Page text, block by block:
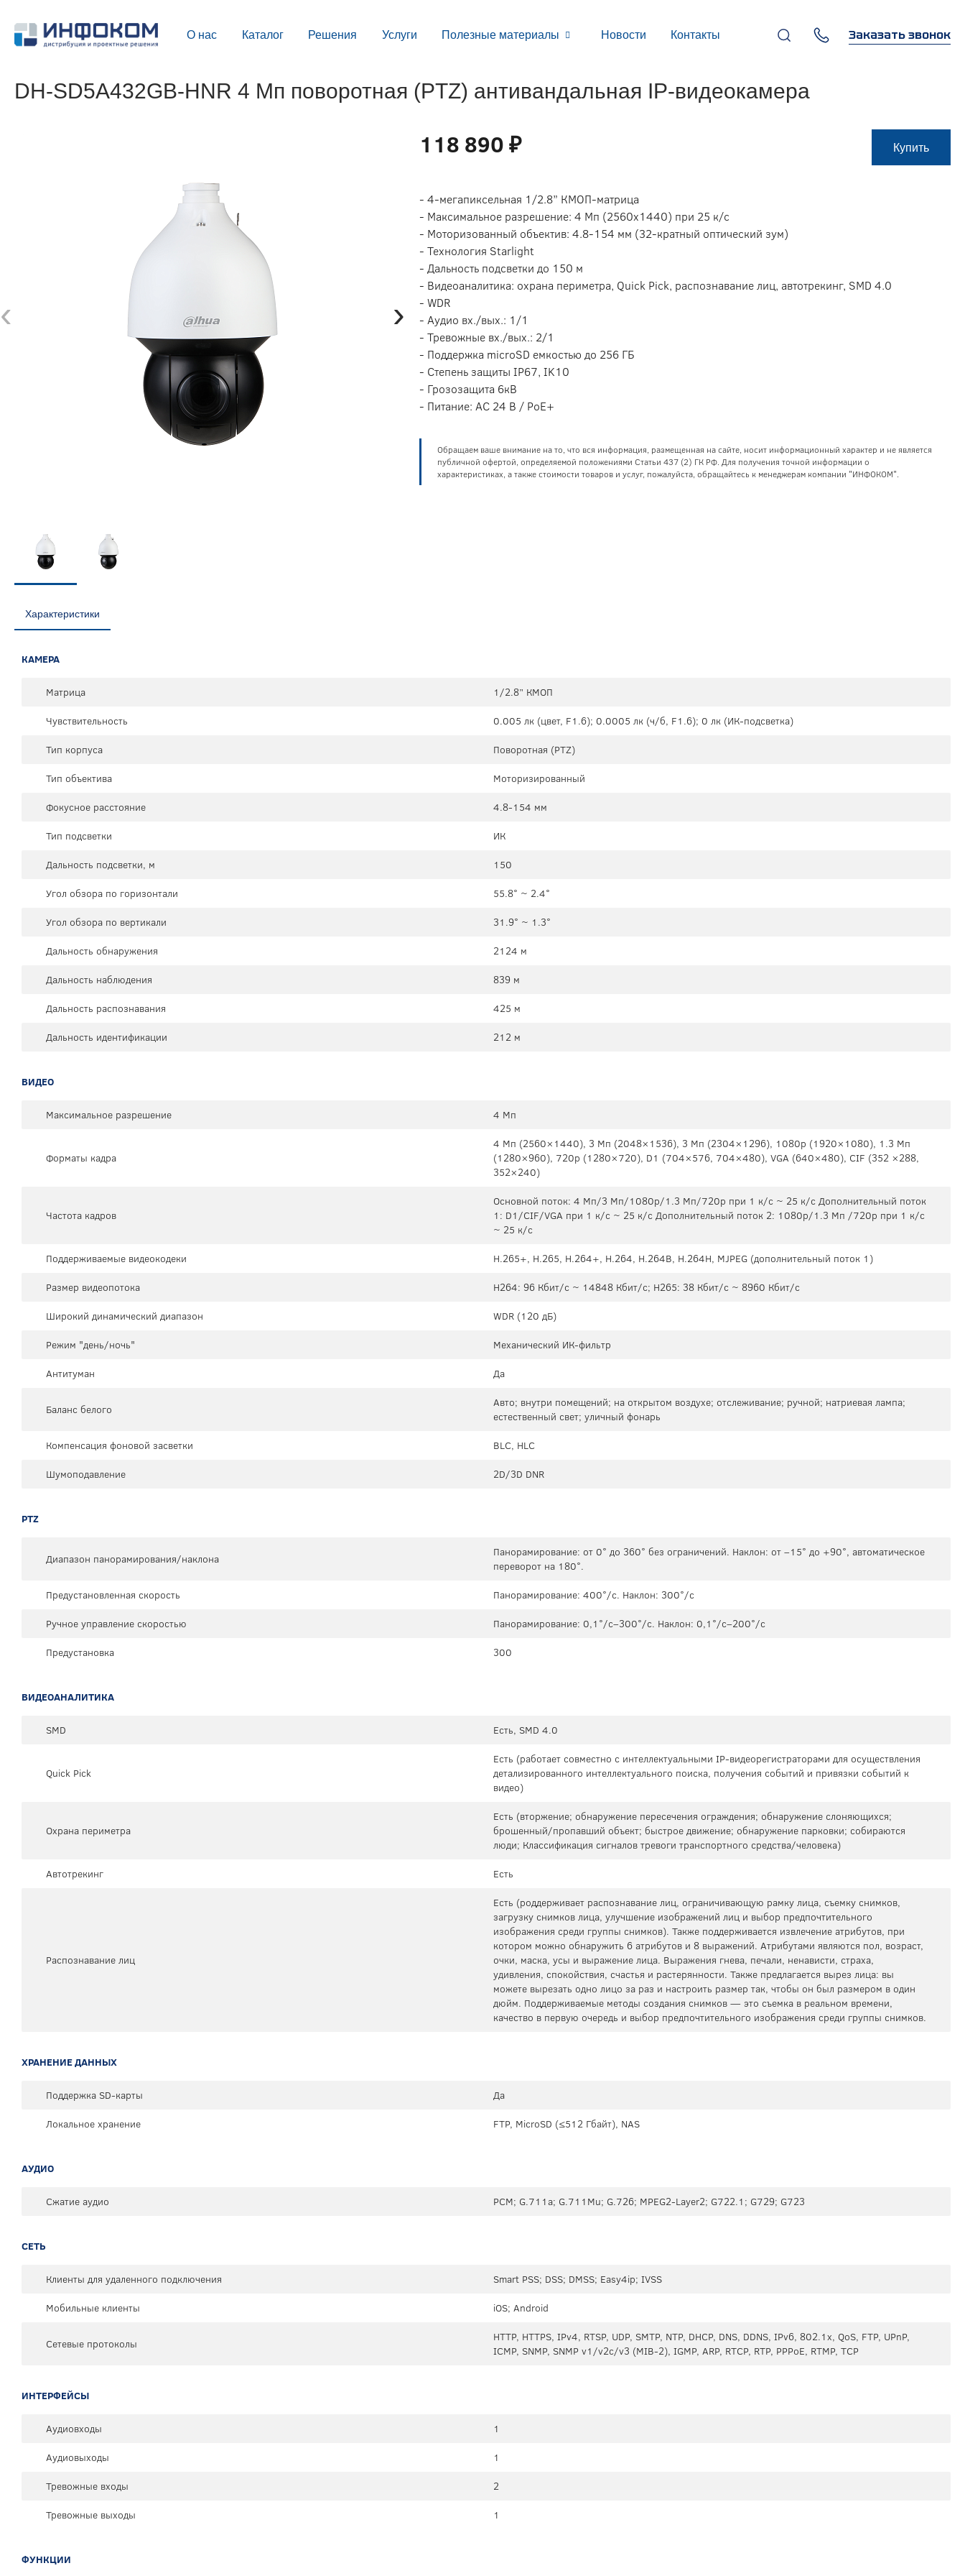
О нас Каталог Решения Услуги Полезные материалы Новости Контакты
г. Москва, 119270,
Лужнецкая наб., д. 6, стр. 1,
Заказать звонок
DH-SD5A432GB-HNR 4 Мп поворотная (PTZ) антивандальная IP-видеокамера
‹ ›
118 890 ₽ Купить
- 4-мегапиксельная 1/2.8” КМОП-матрица
- Максимальное разрешение: 4 Мп (2560х1440) при 25 к/с
- Моторизованный объектив: 4.8-154 мм (32-кратный оптический зум)
- Технология Starlight
- Дальность подсветки до 150 м
- Видеоаналитика: охрана периметра, Quick Pick, распознавание лиц, автотрекинг, SMD 4.0
- WDR
- Аудио вх./вых.: 1/1
- Тревожные вх./вых.: 2/1
- Поддержка microSD емкостью до 256 ГБ
- Степень защиты IP67, IK10
- Грозозащита 6кВ
- Питание: AC 24 В / PoE+
Обращаем ваше внимание на то, что вся информация, размещенная на сайте, носит информационный характер и не является
публичной офертой, определяемой положениями Статьи 437 (2) ГК РФ. Для получения точной информации о
характеристиках, а также стоимости товаров и услуг, пожалуйста, обращайтесь к менеджерам компании "ИНФОКОМ".
Характеристики
КАМЕРА
Матрица
1/2.8” КМОП
Чувствительность
0.005 лк (цвет, F1.6); 0.0005 лк (ч/б, F1.6); 0 лк (ИК-подсветка)
Тип корпуса
Поворотная (PTZ)
Тип объектива
Моторизированный
Фокусное расстояние
4.8-154 мм
Тип подсветки
ИК
Дальность подсветки, м
150
Угол обзора по горизонтали
55.8° ~ 2.4°
Угол обзора по вертикали
31.9° ~ 1.3°
Дальность обнаружения
2124 м
Дальность наблюдения
839 м
Дальность распознавания
425 м
Дальность идентификации
212 м
ВИДЕО
Максимальное разрешение 4 Мп
Форматы кадра
4 Mп (2560×1440), 3 Мп (2048×1536), 3 Мп (2304×1296), 1080p (1920×1080), 1.3 Мп
(1280×960), 720p (1280×720), D1 (704×576, 704×480), VGA (640×480), CIF (352 ×288,
352×240)
Частота кадров
Основной поток: 4 Мп/3 Мп/1080p/1.3 Мп/720p при 1 к/с ~ 25 к/с Дополнительный поток
1: D1/CIF/VGA при 1 к/с ~ 25 к/с Дополнительный поток 2: 1080p/1.3 Мп /720p при 1 к/с
~ 25 к/с
Поддерживаемые видеокодеки
H.265+, H.265, H.264+, H.264, H.264B, H.264H, MJPEG (дополнительный поток 1)
Размер видеопотока
H264: 96 Кбит/с ~ 14848 Кбит/с; H265: 38 Кбит/с ~ 8960 Кбит/с
Широкий динамический диапазон
WDR (120 дБ)
Режим "день/ночь"
Механический ИК-фильтр
Антитуман
Да
Баланс белого
Авто; внутри помещений; на открытом воздухе; отслеживание; ручной; натриевая лампа;
естественный свет; уличный фонарь
Компенсация фоновой засветки
BLC, HLC
Шумоподавление
2D/3D DNR
PTZ
Диапазон панорамирования/наклона
Панорамирование: от 0° до 360° без ограничений. Наклон: от –15° до +90°, автоматическое
переворот на 180°.
Предустановленная скорость
Панорамирование: 400°/с. Наклон: 300°/с
Ручное управление скоростью
Панорамирование: 0,1°/с–300°/с. Наклон: 0,1°/с–200°/с
Предустановка
300
ВИДЕОАНАЛИТИКА
SMD Есть, SMD 4.0
Quick Pick
Есть (работает совместно с интеллектуальными IP-видеорегистраторами для осуществления
детализированного интеллектуального поиска, получения событий и привязки событий к
видео)
Охрана периметра
Есть (вторжение; обнаружение пересечения ограждения; обнаружение слоняющихся;
брошенный/пропавший объект; быстрое движение; обнаружение парковки; собираются
люди; Классификация сигналов тревоги транспортного средства/человека)
Автотрекинг
Есть
Распознавание лиц
Есть (роддерживает распознавание лиц, ограничивающую рамку лица, съемку снимков,
загрузку снимков лица, улучшение изображений лиц и выбор предпочтительного
изображения среди группы снимков). Также поддерживается извлечение атрибутов, при
котором можно обнаружить 6 атрибутов и 8 выражений. Атрибутами являются пол, возраст,
очки, маска, усы и выражение лица. Выражения гнева, печали, ненависти, страха,
удивления, спокойствия, счастья и растерянности. Также предлагается вырез лица: вы
можете вырезать одно лицо за раз и настроить размер так, чтобы он был размером в один
дюйм. Поддерживаемые методы создания снимков — это съемка в реальном времени,
качество в первую очередь и выбор предпочтительного изображения среди группы снимков.
ХРАНЕНИЕ ДАННЫХ
Поддержка SD-карты
Да
Локальное хранение
FTP, MicroSD (≤512 Гбайт), NAS
АУДИО
Сжатие аудио PCM; G.711a; G.711Mu; G.726; MPEG2-Layer2; G722.1; G729; G723
СЕТЬ
Клиенты для удаленного подключения
Smart PSS; DSS; DMSS; Easy4ip; IVSS
Мобильные клиенты
iOS; Android
Сетевые протоколы
HTTP, HTTPS, IPv4, RTSP, UDP, SMTP, NTP, DHCP, DNS, DDNS, IPv6, 802.1x, QoS, FTP, UPnP,
ICMP, SNMP, SNMP v1/v2c/v3 (MIB-2), IGMP, ARP, RTCP, RTP, PPPoE, RTMP, TCP
ИНТЕРФЕЙСЫ
Аудиовходы
1
Аудиовыходы
1
Тревожные входы
2
Тревожные выходы
1
ФУНКЦИИ